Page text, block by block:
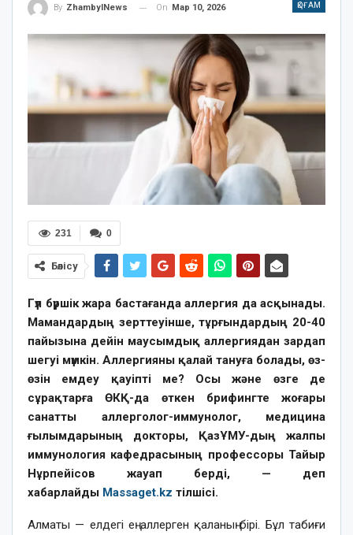
ҚОҒАМ
By ZhambylNews On Мар 10, 2026
0
231
Бөлісу
Гүл бүршік жара бастағанда аллергия да асқынады.
Мамандардың зерттеуінше, тұрғындардың 20-40
пайызына дейін маусымдық аллергиядан зардап
шегуі мүмкін. Аллергияны қалай тануға болады, өз-
өзін емдеу қауіпті ме? Осы және өзге де
сұрақтарға ӨКҚ-да өткен брифингте жоғары
санатты аллерголог-иммунолог, медицина
ғылымдарының докторы, ҚазҰМУ-дың жалпы
иммунология кафедрасының профессоры Тайыр
Нұрпейісов жауап берді, — деп
хабарлайды Massaget.kz тілшісі.
Алматы — елдегі ең аллерген қаланың бірі. Бұл табиғи